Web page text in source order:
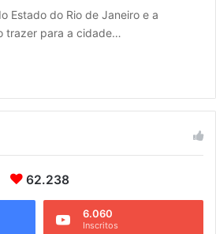
Estado do Rio de Janeiro e a
trazer para a cidade…
62.238
6.060
Inscritos